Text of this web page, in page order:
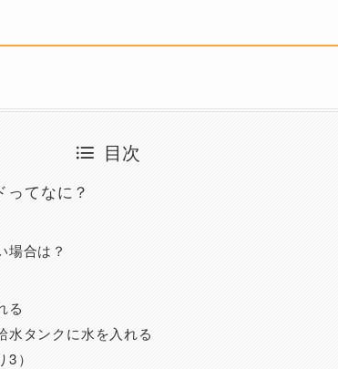
目次
てなに？
場合は？
る
水タンクに水を入れる
）